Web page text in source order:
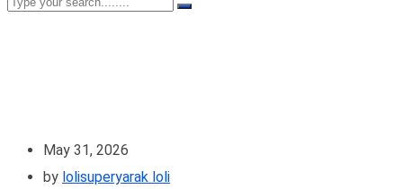
May 31, 2026
by lolisuperyarak loli